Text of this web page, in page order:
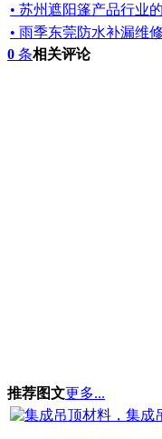
• 苏州遮阳篷产品行业
• 雨季东莞防水补漏维
0 条相关评论
推荐图文更多...